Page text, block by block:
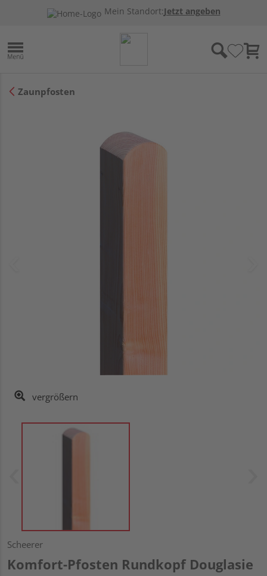
Mein Standort:Jetzt angeben
Zaunpfosten
vergrößern
Scheerer
Komfort-Pfosten Rundkopf Douglasie